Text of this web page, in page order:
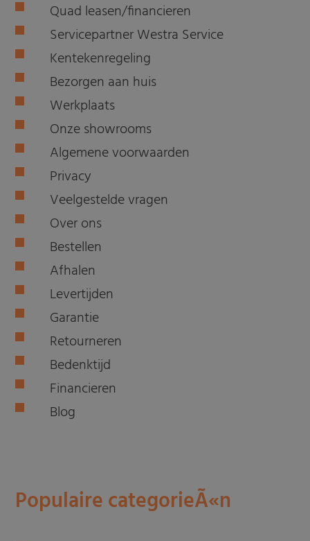
Quad leasen/financieren
Servicepartner Westra Service
Kentekenregeling
Bezorgen aan huis
Werkplaats
Onze showrooms
Algemene voorwaarden
Privacy
Veelgestelde vragen
Over ons
Bestellen
Afhalen
Levertijden
Garantie
Retourneren
Bedenktijd
Financieren
Blog
Populaire categorieÃ«n